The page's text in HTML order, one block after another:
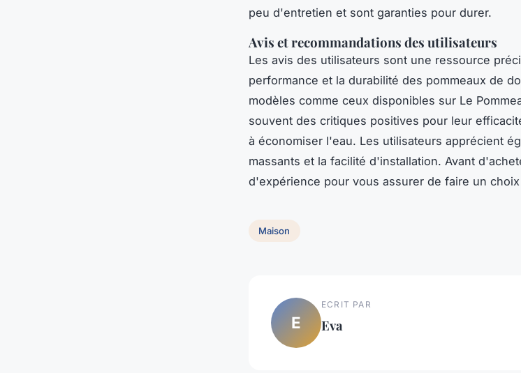
peu d'entretien et sont garanties pour durer.
Avis et recommandations des utilisateurs
Les avis des utilisateurs sont une ressource
performance et la durabilité des pommeaux de
modèles comme ceux disponibles sur Le
souvent des critiques positives pour leur
à économiser l'eau. Les utilisateurs apprécient
massants et la facilité d'installation. Avant
d'expérience pour vous assurer de faire un
Maison
E
ECRIT PAR
Eva